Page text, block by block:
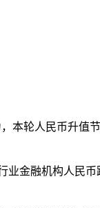
本轮人民币升值
金融机构人民